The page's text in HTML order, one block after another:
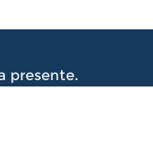
presente.